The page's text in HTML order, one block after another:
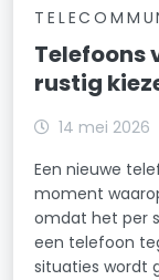
Telefoons
rustig
14 mei 2026
Een nieuwe
moment
omdat het per
een telefoon
situaties wordt